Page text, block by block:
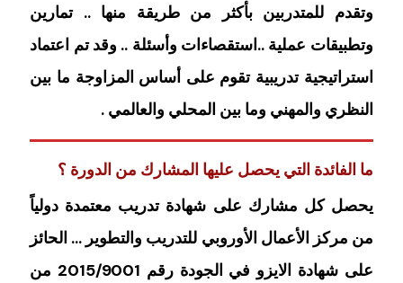
وتقدم للمتدربين بأكثر من طريقة منها .. تمارين
وتطبيقات عملية ..استقصاءات وأسئلة .. وقد تم اعتماد
استراتيجية تدريبية تقوم على أساس المزاوجة ما بين
النظري والمهني وما بين المحلي والعالمي .
ما الفائدة التي يحصل عليها المشارك من الدورة ؟
يحصل كل مشارك على شهادة تدريب معتمدة دولياً
من مركز الأعمال الأوروبي للتدريب والتطوير … الحائز
على شهادة الايزو في الجودة رقم 2015/9001 من